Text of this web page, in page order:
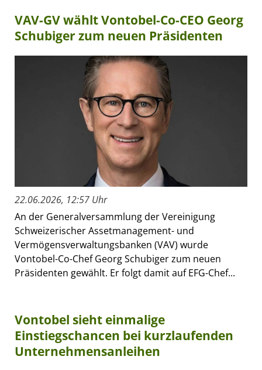
VAV-GV wählt Vontobel-Co-CEO Georg
Schubiger zum neuen Präsidenten
22.06.2026, 12:57 Uhr
An der Generalversammlung der Vereinigung
Schweizerischer Assetmanagement- und
Vermögensverwaltungsbanken (VAV) wurde
Vontobel-Co-Chef Georg Schubiger zum neuen
Präsidenten gewählt. Er folgt damit auf EFG-Chef...
Vontobel sieht einmalige
Einstiegschancen bei kurzlaufenden
Unternehmensanleihen